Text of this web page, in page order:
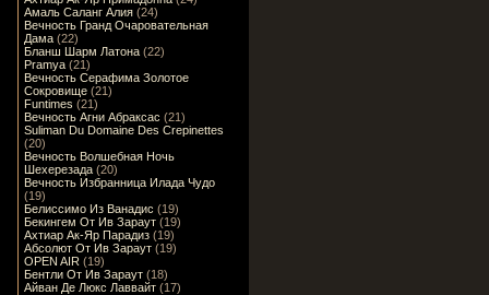
Амаль Саланг Алия (24)
Вечность Гранд Очаровательная
Дама (22)
Бланш Шарм Латона (22)
Pramya (21)
Вечность Серафима Золотое
Сокровище (21)
Funtimes (21)
Вечность Агни Абраксас (21)
Suliman Du Domaine Des Crepinettes
(20)
Вечность Волшебная Ночь
Шехерезада (20)
Вечность Избранница Илада Чудо
(19)
Белиссимо Из Ванадис (19)
Бекингем От Ив Зараут (19)
Ахтиар Ак-Яр Парадиз (19)
Абсолют От Ив Зараут (19)
OPEN AIR (19)
Бентли От Ив Зараут (18)
Айван Де Люкс Лаввайт (17)